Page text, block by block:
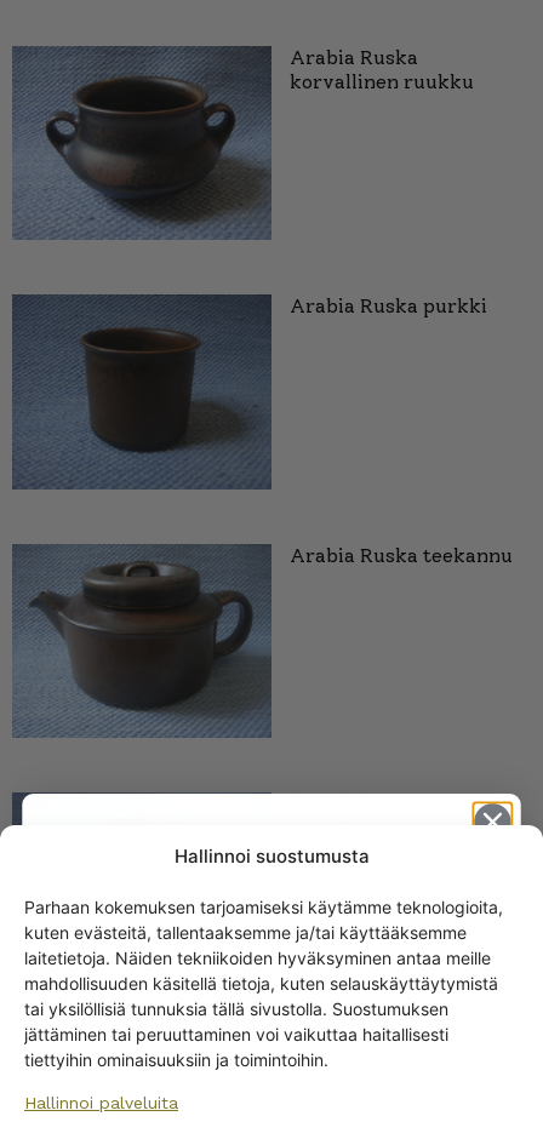
Hallinnoi suostumusta
Parhaan kokemuksen tarjoamiseksi käytämme teknologioita,
kuten evästeitä, tallentaaksemme ja/tai käyttääksemme
laitetietoja. Näiden tekniikoiden hyväksyminen antaa meille
mahdollisuuden käsitellä tietoja, kuten selauskäyttäytymistä
tai yksilöllisiä tunnuksia tällä sivustolla. Suostumuksen
jättäminen tai peruuttaminen voi vaikuttaa haitallisesti
tiettyihin ominaisuuksiin ja toimintoihin.
Hallinnoi palveluita
Arabia Ruska
korvallinen ruukku
Arabia Ruska purkki
Arabia Ruska teekannu
Arabia Ruska
Get -5%
off?
Yes! I want the discount